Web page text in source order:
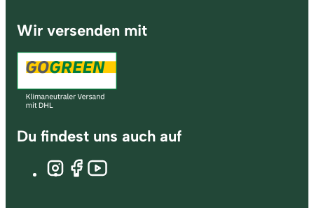
Wir versenden mit
Du findest uns auch auf